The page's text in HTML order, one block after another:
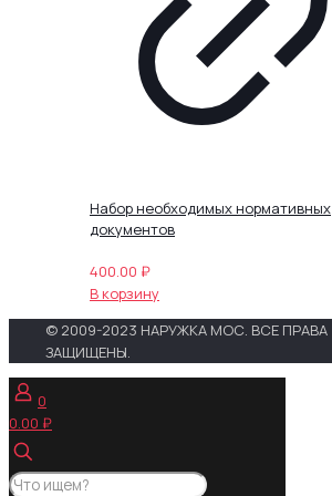
Набор необходимых нормативных
документов
400.00 ₽
В корзину
© 2009-2023 НАРУЖКА МОС. ВСЕ ПРАВА
ЗАЩИЩЕНЫ.
0
0.00 ₽